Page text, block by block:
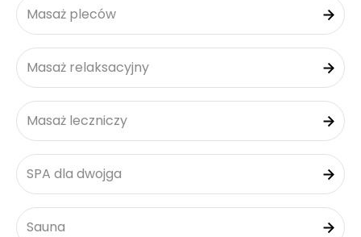
Masaż pleców
Masaż relaksacyjny
Masaż leczniczy
SPA dla dwojga
Sauna